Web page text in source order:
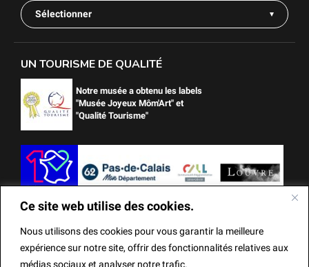
Ce site web utilise des cookies.
Nous utilisons des cookies pour vous garantir la meilleure
expérience sur notre site, offrir des fonctionnalités relatives aux
médias sociaux et analyser notre trafic.
Sélectionner
UN TOURISME DE QUALITÉ
Notre musée a obtenu les labels
"Musée Joyeux Môm'Art" et
"Qualité Tourisme"